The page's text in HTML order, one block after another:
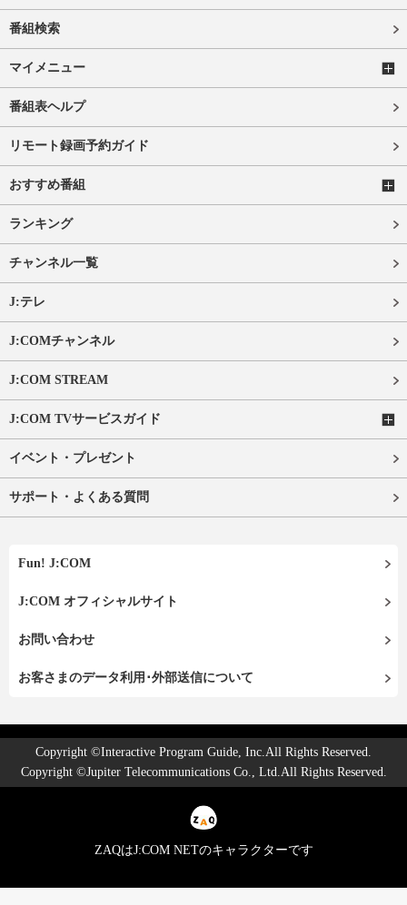
番組検索
マイメニュー
番組表ヘルプ
リモート録画予約ガイド
おすすめ番組
ランキング
チャンネル一覧
J:テレ
J:COMチャンネル
J:COM STREAM
J:COM TVサービスガイド
イベント・プレゼント
サポート・よくある質問
Fun! J:COM
J:COM オフィシャルサイト
お問い合わせ
お客さまのデータ利用･外部送信について
Copyright ©Interactive Program Guide, Inc.All Rights Reserved.
Copyright ©Jupiter Telecommunications Co., Ltd.All Rights Reserved.
ZAQはJ:COM NETのキャラクターです